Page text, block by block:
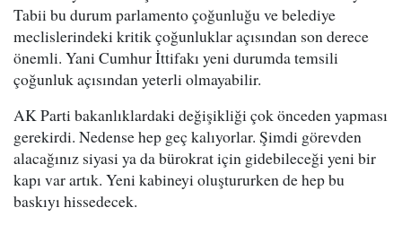
Tabii bu durum parlamento çoğunluğu ve belediye
meclislerindeki kritik çoğunluklar açısından son derece
önemli. Yani Cumhur İttifakı yeni durumda temsili
çoğunluk açısından yeterli olmayabilir.
AK Parti bakanlıklardaki değişikliği çok önceden yapması
gerekirdi. Nedense hep geç kalıyorlar. Şimdi görevden
alacağınız siyasi ya da bürokrat için gidebileceği yeni bir
kapı var artık. Yeni kabineyi oluştururken de hep bu
baskıyı hissedecek.